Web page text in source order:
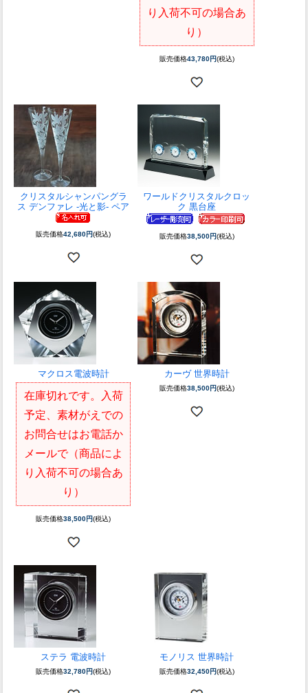
り入荷不可の場合あ
り）
販売価格43,780円(税込)
クリスタルシャンパングラ
ス デンファレ -光と影- ペア
販売価格42,680円(税込)
ワールドクリスタルクロッ
ク 黒台座
販売価格38,500円(税込)
マクロス電波時計
在庫切れです。入荷
予定、素材がえでの
お問合せはお電話か
メールで（商品によ
り入荷不可の場合あ
り）
販売価格38,500円(税込)
カーヴ 世界時計
販売価格38,500円(税込)
ステラ 電波時計
販売価格32,780円(税込)
モノリス 世界時計
販売価格32,450円(税込)